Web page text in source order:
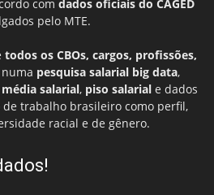
com dados oficiais do CAGED
pelo MTE.
todos os CBOs, cargos, profissões,
numa pesquisa salarial big data,
média salarial, piso salarial e dados
de trabalho brasileiro como perfil,
racial e de gênero.